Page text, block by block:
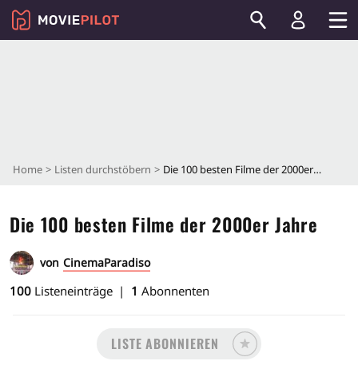
Home Listen durchstöbern Die 100 besten Filme der 2000er Jahre
Die 100 besten Filme der 2000er Jahre
von CinemaParadiso
100 Listeneinträge 1 Abonnenten
LISTE ABONNIEREN